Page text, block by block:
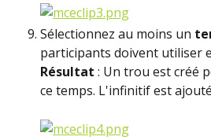
Sélectionnez au moins un
participants doivent utiliser
Résultat : Un trou est créé
ce temps. L'infinitif est